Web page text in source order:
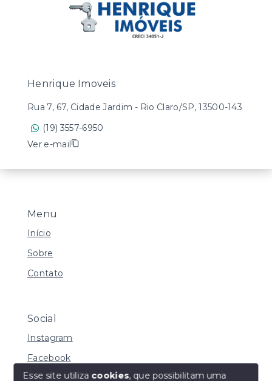
Menu
Início
Sobre
Contato
Social
Instagram
Facebook
Henrique Imoveis
Rua 7, 67, Cidade Jardim - Rio Claro/SP, 13500-143
(19) 3557-6950
Ver e-mail
Esse site utiliza cookies, que possibilitam uma